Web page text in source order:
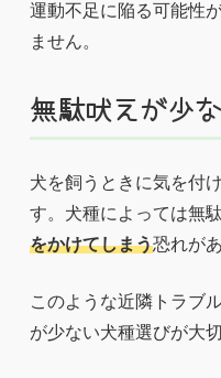
運動不足に陥る可能性
ません。
無駄吠えが少
犬を飼うときに気を付
す。犬種によっては無
をかけてしまう恐れが
このような近隣トラブ
が少ない犬種選びが大切